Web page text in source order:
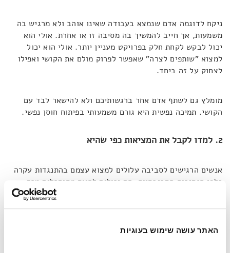
האתר עושה שימוש בעוגיות
ניקח לדוגמה אדם שנמצא בעבודה שאינו אוהב ולא מרגיש בה
משמעות, אך חייב להמשיך בה מסיבה זו או אחרת. אולי הוא
יכול לבקש לקחת חלק בפרויקט מעניין יותר. אולי הוא יכול
למצוא "שותפים לצרה" שאפשר לפרוק מולם את הקושי ואפילו
לצחוק על זה ביחד.
מומלץ גם לשתף אדם אחר ברגשותיכם ולא להישאר לבד עם
הקושי. תמיכה נפשית היא גורם משמעותי בפיתוח חוסן נפשי.
2. למדו לקבל את המציאות כפי שהיא
אנשים הרגישים לסביבה עלולים למצוא עצמם בהתנגדות עקרה
כלפי הנסיבות הסביבתיות. הם יכולים להיות מתוסכלים מכך
שסביבתם אינה עונה על צורכיהם. אולי הדירה לא יפה, השכנים
להרע את הרגשתם עוד יותר.